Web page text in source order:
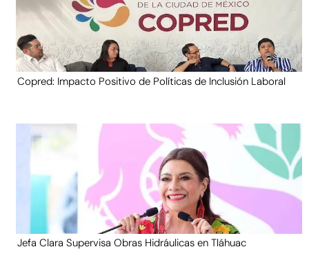
Copred: Impacto Positivo de Políticas de Inclusión Laboral
Jefa Clara Supervisa Obras Hidráulicas en Tláhuac